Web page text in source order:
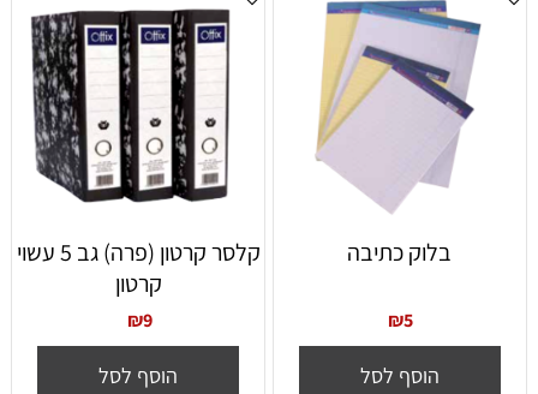
בלוק כתיבה
₪5
הוסף לסל
קלסר קרטון (פרה) גב 5 עשוי
קרטון
₪9
הוסף לסל